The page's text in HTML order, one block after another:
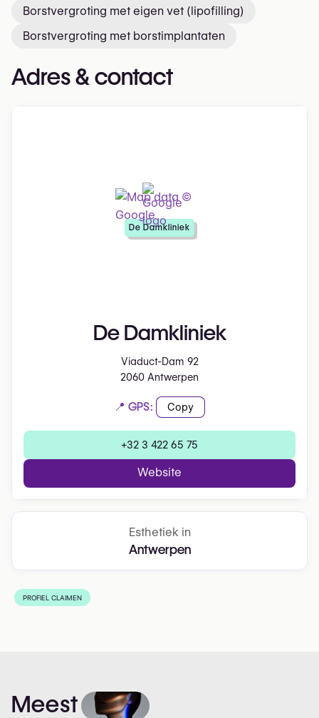
Borstvergroting met eigen vet (lipofilling)
Borstvergroting met borstimplantaten
Adres & contact
De Damkliniek
Viaduct-Dam 92
2060 Antwerpen
📍 GPS: Copy
+32 3 422 65 75
Website
De Damkliniek
Esthetiek in
Antwerpen
PROFIEL CLAIMEN
Meest